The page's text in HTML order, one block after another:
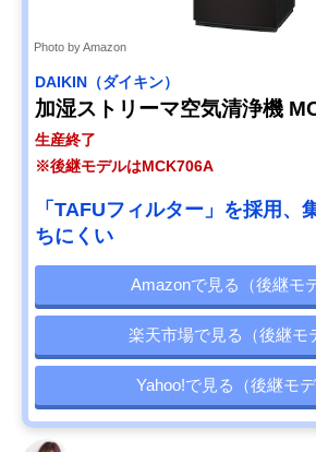
Photo by Amazon
DAIKIN（ダイキン）
加湿ストリーマ空気清浄機
生産終了
※後継モデルはMCK706A
「TAFUフィルター」を採用、
ちにくい
Amazonで見る（後継モ
楽天市場で見る（後継モ
Yahoo!で見る（後継モデ